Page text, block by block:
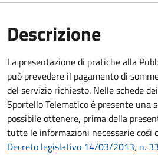
Descrizione
La presentazione di pratiche alla
può prevedere il pagamento di
del servizio richiesto. Nelle schede
Sportello Telematico è presente una
possibile ottenere, prima della
tutte le informazioni necessarie così
Decreto legislativo 14/03/2013, n.